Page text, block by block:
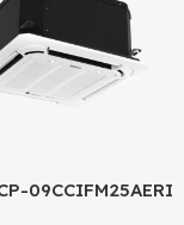
09CCIFM25AERI